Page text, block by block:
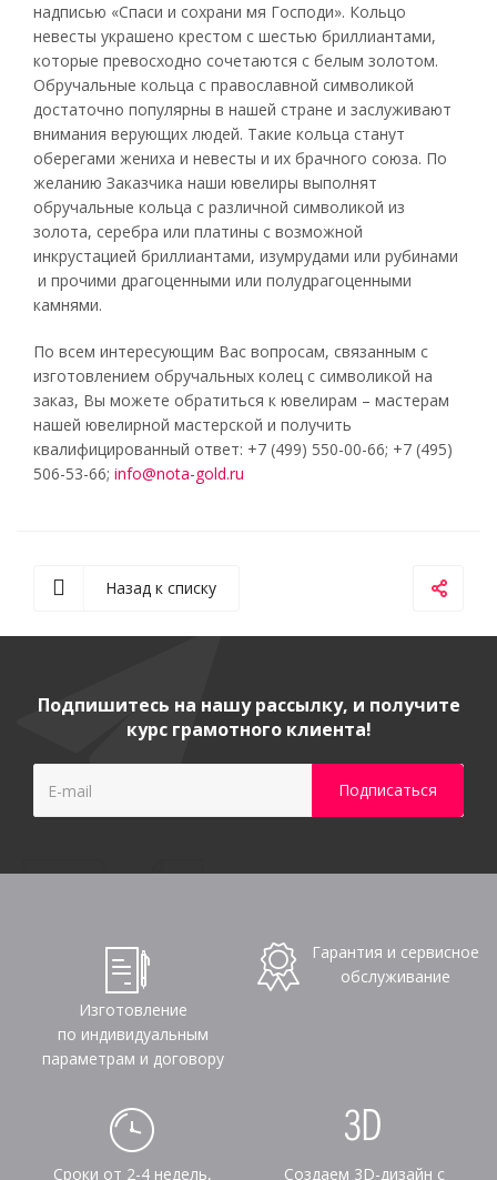
надписью «Спаси и сохрани мя Господи». Кольцо
невесты украшено крестом с шестью бриллиантами,
которые превосходно сочетаются с белым золотом.
Обручальные кольца с православной символикой
достаточно популярны в нашей стране и заслуживают
внимания верующих людей. Такие кольца станут
оберегами жениха и невесты и их брачного союза. По
желанию Заказчика наши ювелиры выполнят
обручальные кольца с различной символикой из
золота, серебра или платины с возможной
инкрустацией бриллиантами, изумрудами или рубинами
и прочими драгоценными или полудрагоценными
камнями.
По всем интересующим Вас вопросам, связанным с
изготовлением обручальных колец с символикой на
заказ, Вы можете обратиться к ювелирам – мастерам
нашей ювелирной мастерской и получить
квалифицированный ответ: +7 (499) 550-00-66; +7 (495)
506-53-66; info@nota-gold.ru
Назад к списку
Подпишитесь на нашу рассылку, и получите
курс грамотного клиента!
Изготовление
по индивидуальным
параметрам и договору
Гарантия и сервисное
обслуживание
Сроки от 2-4 недель, Создаем 3D-дизайн с